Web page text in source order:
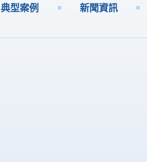
典型案例 新聞資訊